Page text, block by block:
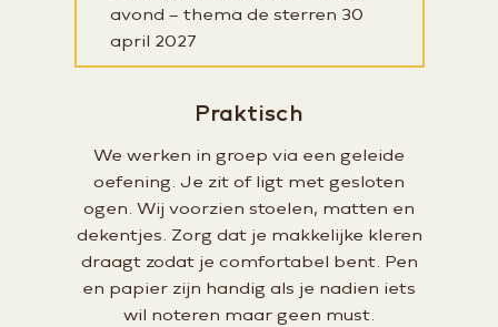
avond – thema de sterren 30
april 2027
Praktisch
We werken in groep via een geleide
oefening. Je zit of ligt met gesloten
ogen. Wij voorzien stoelen, matten en
dekentjes. Zorg dat je makkelijke kleren
draagt zodat je comfortabel bent. Pen
en papier zijn handig als je nadien iets
wil noteren maar geen must.